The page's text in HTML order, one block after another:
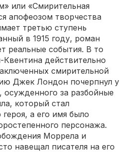
или «Смирительная
апофеозом творчества
третью ступень
в 1915 году, роман
реальные события. В то
действительно
смирительной
Джек Лондон почерпнул у
за разбойные
который стал
а его имя было
персонажа.
Моррела и
навещал писателя на его